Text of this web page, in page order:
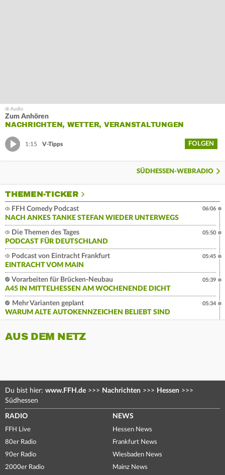
Zum Anhören
NACHRICHTEN, WETTER, VERANSTALTUNGEN
1:15 V-Tipps FOLGEN
SÜDHESSEN-WEBRADIO
THEMEN-TICKER
FFH Comedy Podcast
NACH ANKES TANKE STEFAN WIEDER UNTERWEGS
06:06
Die Themen des Tages
PODCAST FÜR DEUTSCHLAND
05:50
Podcast von Eintracht Frankfurt
EINTRACHT VOM MAIN
05:45
Vorarbeiten für Brücken-Neubau
A45 IN MITTELHESSEN AM WOCHENENDE DICHT
05:39
Mehr Varianten geplant
WARUM ALTE AUTOKENNZEICHEN BELIEBT SIND
05:34
AUS DEM NETZ
Du bist hier: www.FFH.de >>> Nachrichten >>> Hessen >>>
Südhessen
RADIO
FFH Live
80er Radio
90er Radio
2000er Radio
NEWS
Hessen News
Frankfurt News
Wiesbaden News
Mainz News